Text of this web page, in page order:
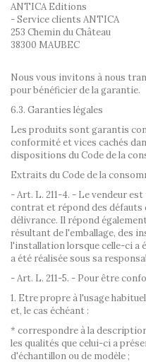
ANTICA Editions
- Service clients ANTICA
253 Chemin du Château
38300 MAUBEC
Nous vous invitons à nous
pour bénéficier de la garantie.
6.3. Garanties légales
Les produits sont garantis
conformité et vices cachés
dispositions du Code de la
Extraits du Code de la
- Art. L. 211-4. - Le vendeur
contrat et répond des
délivrance. Il répond
résultant de l'emballage, des
l'installation lorsque celle-ci a
a été réalisée sous sa
- Art. L. 211-5. - Pour être
1. Etre propre à l'usage
et, le cas échéant :
* correspondre à la
les qualités que celui-ci a
d'échantillon ou de modèle ;